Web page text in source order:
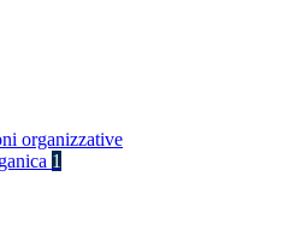
organizzative
1